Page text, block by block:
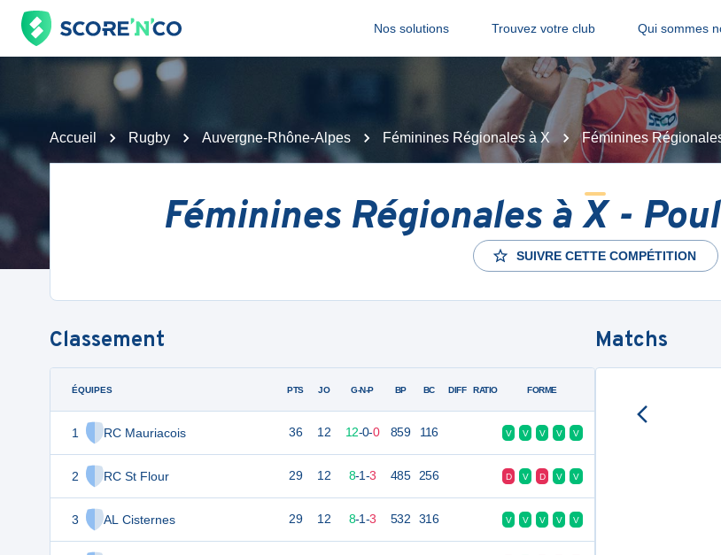
Nos solutions Trouvez votre club Qui sommes
Accueil Rugby Auvergne-Rhône-Alpes Féminines Régionales à X Féminines
Féminines Régionales à X -
SUIVRE CETTE COMPÉTITION
Classement
ÉQUIPES
1 RC Mauriacois
2 RC St Flour
3 AL Cisternes
PTS JO G-N-P BP BC DIFF RATIO FORME
36 12 12-0-0 859 116 V V V V V
29 12 8-1-3 485 256 D V D V V
29 12 8-1-3 532 316 V V V V V
Matchs